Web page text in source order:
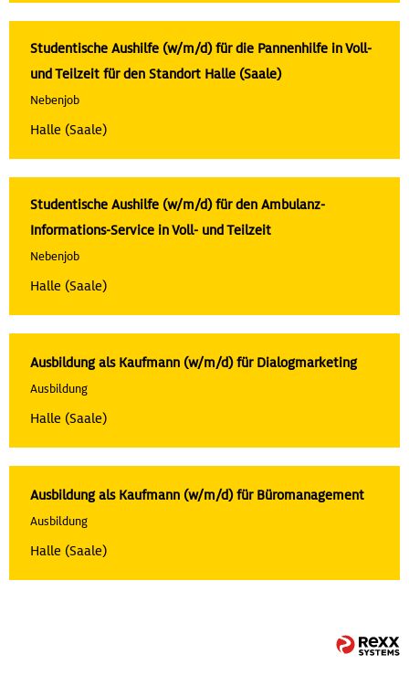
Studentische Aushilfe (w/m/d) für die Pannenhilfe in Voll-
und Teilzeit für den Standort Halle (Saale)
Nebenjob
Halle (Saale)
Studentische Aushilfe (w/m/d) für den Ambulanz-
Informations-Service in Voll- und Teilzeit
Nebenjob
Halle (Saale)
Ausbildung als Kaufmann (w/m/d) für Dialogmarketing
Ausbildung
Halle (Saale)
Ausbildung als Kaufmann (w/m/d) für Büromanagement
Ausbildung
Halle (Saale)